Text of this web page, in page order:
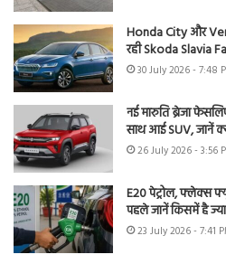
Honda City और
रही Skoda Slavia
30 July 2026 - 7:48
नई मारुति ब्रेजा
साथ आई SUV, जानें
26 July 2026 - 3:56
E20 पेट्रोल, फ्लेक्स
पहले जानें किसमें है
23 July 2026 - 7:41